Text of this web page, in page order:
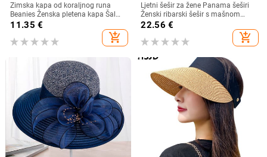
Zimska kapa od koraljnog runa
Beanies Ženska pletena kapa Šal
Održava toplinu Vunena pletena
kapa Kapa sa šiltom Dvoslojne
zaštitne kape
11.35 €
add_shopping_cart
Ljetni šešir za žene Panama šeširi
Ženski ribarski šešir s mašnom
Trend ženski šeširi s kantom
Suncobran Prozračne kape za
sunce za žene
22.56 €
add_shopping_cart